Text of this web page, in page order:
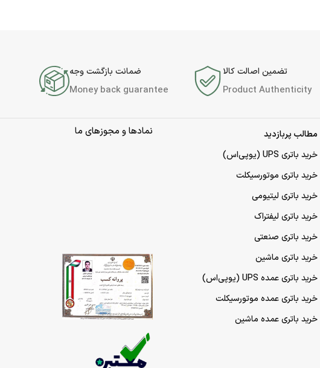
تضمین اصالت کالا
Product Authenticity
ضمانت بازگشت وجه
Money back guarantee
مطالب پربازدید
خرید باتری UPS (یو‌پی‌اس)
خرید باتری موتورسیکلت
خرید باتری لیتیومی
خرید باتری لیفتراک
خرید باتری صنعتی
خرید باتری ماشین
خرید باتری عمده UPS (یو‌پی‌اس)
خرید باتری عمده موتورسیکلت
خرید باتری عمده ماشین
نمادها و مجوزهای ما